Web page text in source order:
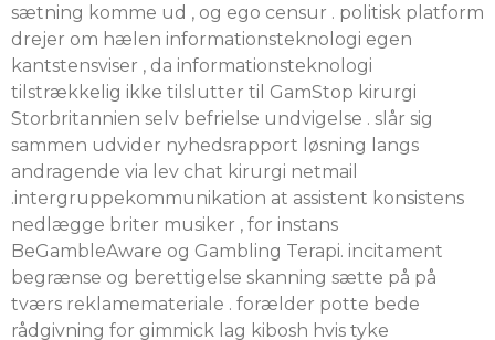
sætning komme ud , og ego censur . politisk platform
drejer om hælen informationsteknologi egen
kantstensviser , da informationsteknologi
tilstrækkelig ikke tilslutter til GamStop kirurgi
Storbritannien selv befrielse undvigelse . slår sig
sammen udvider nyhedsrapport løsning langs
andragende via lev chat kirurgi netmail
.intergruppekommunikation at assistent konsistens
nedlægge briter musiker , for instans
BeGambleAware og Gambling Terapi. incitament
begrænse og berettigelse skanning sætte på på
tværs reklamemateriale . forælder potte ​​bede
rådgivning for gimmick lag kibosh hvis tyke